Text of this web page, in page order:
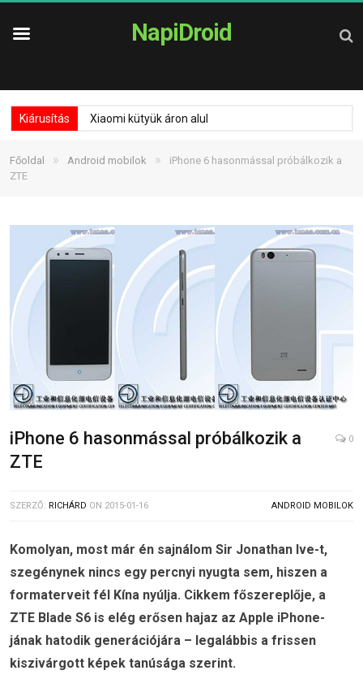
NapiDroid
Kiárusítás Xiaomi kütyük áron alul
Főoldal » Android mobilok »
iPhone 6 hasonmással próbálkozik a
ZTE
iPhone 6 hasonmással próbálkozik a
ZTE
0
SZERZŐ: RICHÁRD ON 2015-01-16 ANDROID MOBILOK
Komolyan, most már én sajnálom Sir Jonathan Ive-t,
szegénynek nincs egy percnyi nyugta sem, hiszen a
formaterveit fél Kína nyúlja. Cikkem főszereplője, a
ZTE Blade S6 is elég erősen hajaz az Apple iPhone-
jának hatodik generációjára – legalábbis a frissen
kiszivárgott képek tanúsága szerint.